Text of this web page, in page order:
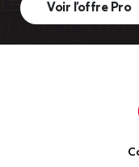
Voir l’offre Pro